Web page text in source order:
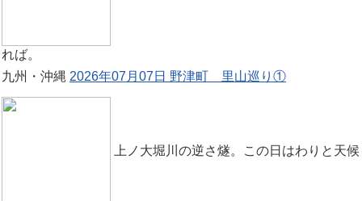
れば。
九州・沖縄 2026年07月07日 野津町 里山巡り①
上ノ大堀川の逆さ燧。この日はわりと天候